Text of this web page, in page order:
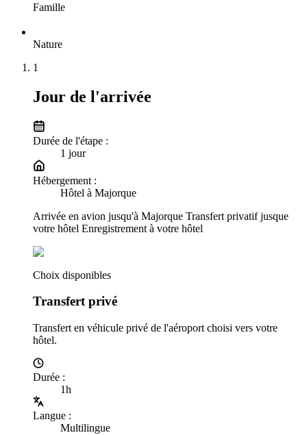
Famille
Nature
1
Jour de l'arrivée
Durée de l'étape :
1 jour
Hébergement :
Hôtel à Majorque
Arrivée en avion jusqu'à Majorque Transfert privatif jusque
votre hôtel Enregistrement à votre hôtel
Choix disponibles
Transfert privé
Transfert en véhicule privé de l'aéroport choisi vers votre
hôtel.
Durée :
1h
Langue :
Multilingue